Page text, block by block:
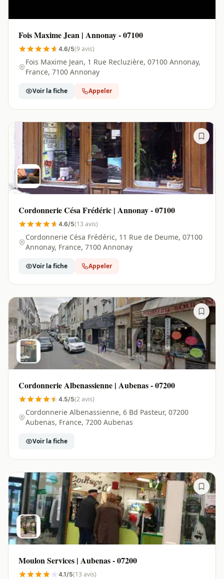
Fois Maxime Jean | Annonay - 07100
4.6/5(9 avis)
Fois Maxime Jean, 1 Rue Recluzière, 07100 Annonay,
France, 7100 Annonay
Voir la fiche Appeler
Cordonnerie Césa Frédéric | Annonay - 07100
4.6/5(13 avis)
Cordonnerie Césa Frédéric, 11 Rue de Deume, 07100
Annonay, France, 7100 Annonay
Voir la fiche Appeler
Cordonnerie Albenassienne | Aubenas - 07200
4.5/5(2 avis)
Cordonnerie Albenassienne, 6 Bd Pasteur, 07200
Aubenas, France, 7200 Aubenas
Voir la fiche
Moulon Services | Aubenas - 07200
4.1/5(13 avis)